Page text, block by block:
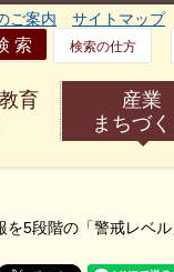
ご案内 サイトマップ
検索の仕方
育
産業
まちづく
を5段階の「警戒レベ